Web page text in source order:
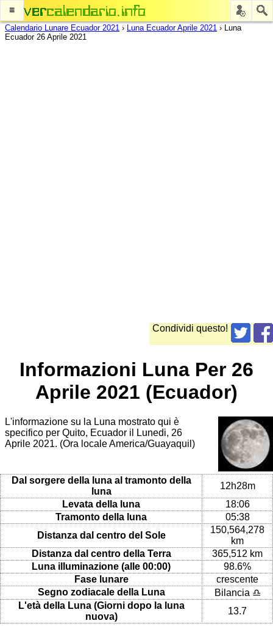
≡
Calendario Lunare Ecuador 2021 › Luna Ecuador Aprile 2021 › Luna
Ecuador 26 Aprile 2021
Condividi questo!
Informazioni Luna Per 26
Aprile 2021 (Ecuador)
L'informazione su la Luna mostrato qui è
specifico per Quito, Ecuador il Lunedi, 26
Aprile 2021. (Ora locale America/Guayaquil)
Dal sorgere della luna al tramonto della
luna
12h28m
Levata della luna
18:06
Tramonto della luna
05:38
Distanza dal centro del Sole
150,564,278
km
Distanza dal centro della Terra
365,512 km
Luna illuminazione (alle 00:00)
98.6%
Fase lunare
crescente
Segno zodiacale della Luna
Bilancia ♎
L'età della Luna (Giorni dopo la luna
nuova)
13.7